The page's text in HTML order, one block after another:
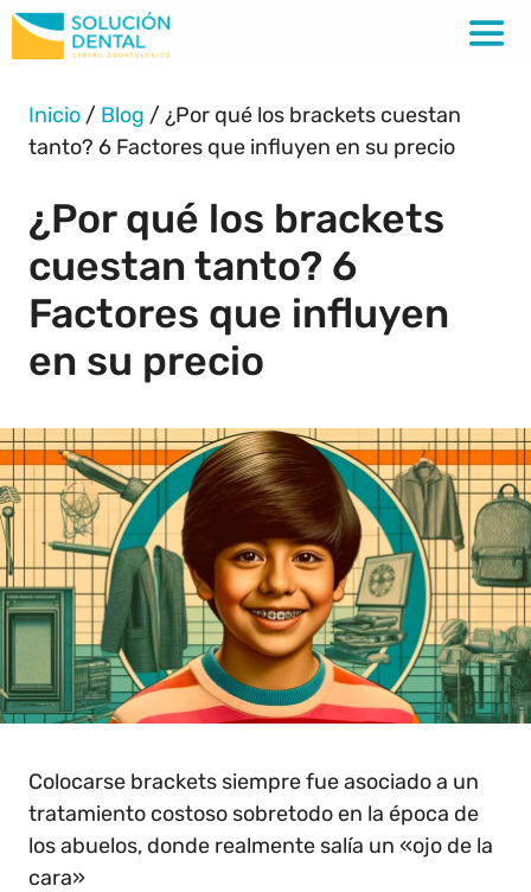
Inicio / Blog /¿Por qué los brackets cuestan
tanto? 6 Factores que influyen en su precio
¿Por qué los brackets
cuestan tanto? 6
Factores que influyen
en su precio
Colocarse brackets siempre fue asociado a un
tratamiento costoso sobretodo en la época de
los abuelos, donde realmente salía un «ojo de la
cara»